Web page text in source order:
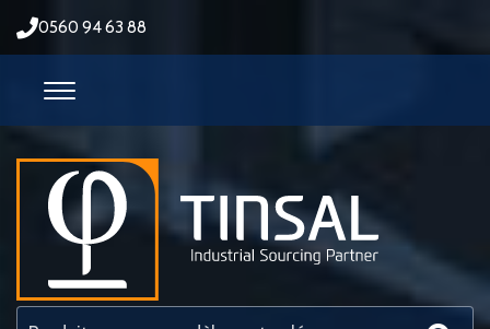
0560 94 63 88